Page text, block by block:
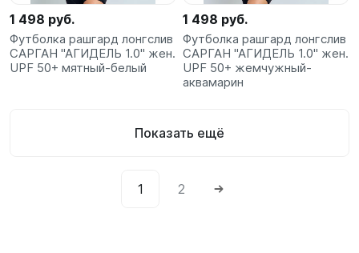
1 498 руб.
Футболка рашгард лонгслив
САРГАН "АГИДЕЛЬ 1.0" жен.
UPF 50+ мятный-белый
1 498 руб.
Футболка рашгард лонгслив
САРГАН "АГИДЕЛЬ 1.0" жен.
UPF 50+ жемчужный-
аквамарин
Показать ещё
1 2